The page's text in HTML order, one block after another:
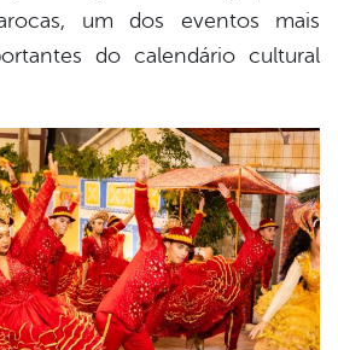
um dos eventos mais
do calendário cultural